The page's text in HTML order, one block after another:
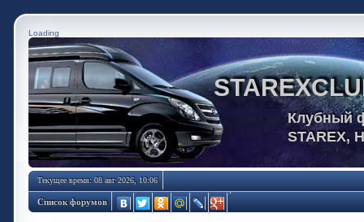
Loading
Клубный
STAREX,
Текущее время: 08 авг 2026, 10:06
Список форумов